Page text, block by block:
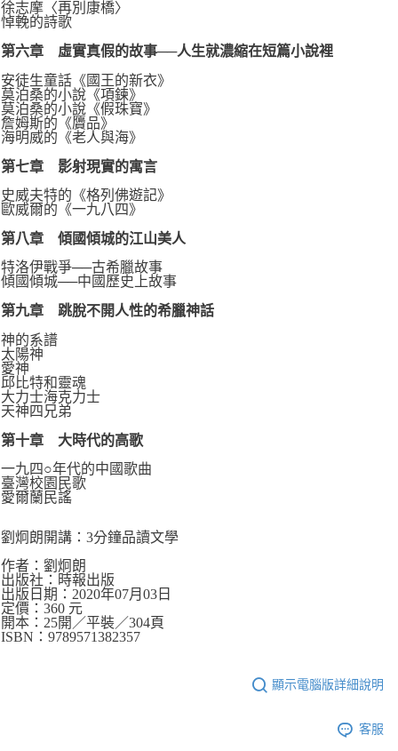
徐志摩〈再別康橋〉
悼輓的詩歌
第六章 虛實真假的故事──人生就濃縮在短篇小說裡
安徒生童話《國王的新衣》
莫泊桑的小說《項鍊》
莫泊桑的小說《假珠寶》
詹姆斯的《贗品》
海明威的《老人與海》
第七章 影射現實的寓言
史威夫特的《格列佛遊記》
歐威爾的《一九八四》
第八章 傾國傾城的江山美人
特洛伊戰爭──古希臘故事
傾國傾城──中國歷史上故事
第九章 跳脫不開人性的希臘神話
神的系譜
太陽神
愛神
邱比特和靈魂
大力士海克力士
天神四兄弟
第十章 大時代的高歌
一九四○年代的中國歌曲
臺灣校園民歌
愛爾蘭民謠
劉炯朗開講：3分鐘品讀文學
作者：劉炯朗
出版社：時報出版
出版日期：2020年07月03日
定價：360 元
開本：25開／平裝／304頁
ISBN：9789571382357
顯示電腦版詳細說明
客服